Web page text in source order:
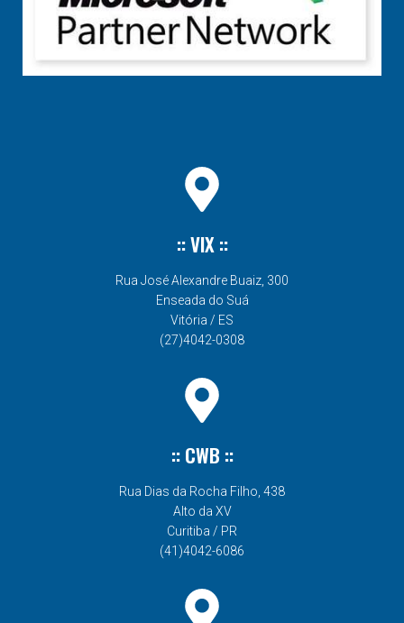
:: VIX ::
Rua José Alexandre Buaiz, 300
Enseada do Suá
Vitória / ES
(27)4042-0308
:: CWB ::
Rua Dias da Rocha Filho, 438
Alto da XV
Curitiba / PR
(41)4042-6086